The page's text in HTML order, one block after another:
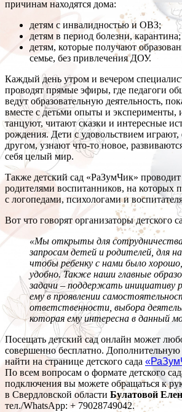
причинам находятся дома:
детям с инвалидностью и ОВЗ;
детям в период болезни, карантина;
детям, которые получают
семье, без привлечения ДОУ.
Каждый день утром и вечером
проводят прямые эфиры, где педагоги
ведут образовательную деятельность,
вместе с детьми опыты и эксперименты,
танцуют, читают сказки и интересные
рождения. Дети с удовольствием
другом, узнают что-то новое,
себя целый мир.
Также детский сад «РаЗумЧик»
родителями воспитанников, на которых
с логопедами, психологами и
Вот что говорят организаторы детского
«Мы открыты для
запросам детей и родителей, для
чтобы ребенку с нами было
удобно. Также наши главные
задачи – поддержать инициативу
ему в проявлении
ответственности, выбора
которая ему интересна в данный
Посещать детский сад онлайн может
совершенно бесплатно.
найти на странице детского сада
По всем вопросам о формате детского
подключения вы можете обращаться к
в Свердловской области Булатовой
тел./WhatsApp: + 79028749042.